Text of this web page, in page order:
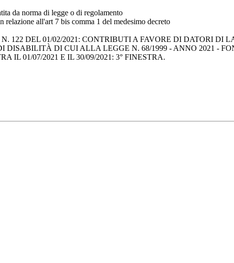
da norma di legge o di regolamento
all'art 7 bis comma 1 del medesimo decreto
DEL 01/02/2021: CONTRIBUTI A FAVORE DI DATORI DI
DI CUI ALLA LEGGE N. 68/1999 - ANNO 2021 -
IL 01/07/2021 E IL 30/09/2021: 3° FINESTRA.